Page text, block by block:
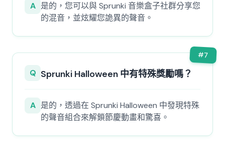
A 是的，您可以與 Sprunki 音樂盒子社群分享您
的混音，並炫耀您詭異的聲音。
#7
Q Sprunki Halloween 中有特殊獎勵嗎？
A 是的，透過在 Sprunki Halloween 中發現特殊
的聲音組合來解鎖節慶動畫和驚喜。